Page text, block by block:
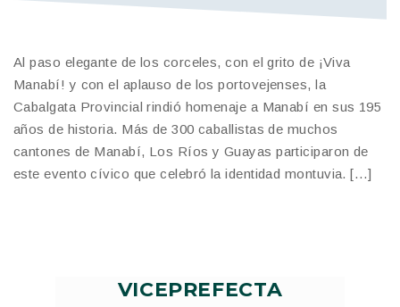
Al paso elegante de los corceles, con el grito de ¡Viva
Manabí! y con el aplauso de los portovejenses, la
Cabalgata Provincial rindió homenaje a Manabí en sus 195
años de historia. Más de 300 caballistas de muchos
cantones de Manabí, Los Ríos y Guayas participaron de
este evento cívico que celebró la identidad montuvia. […]
VICEPREFECTA